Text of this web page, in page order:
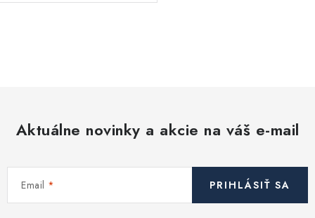
i
p
Aktuálne novinky a akcie na váš e-mail
Email PRIHLÁSIŤ SA